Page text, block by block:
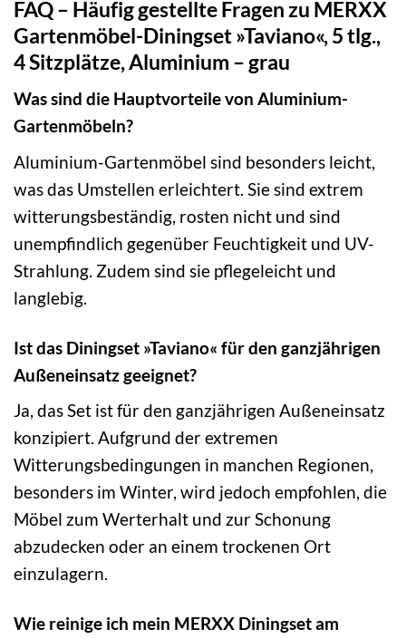
FAQ – Häufig gestellte Fragen zu MERXX
Gartenmöbel-Diningset »Taviano«, 5 tlg.,
4 Sitzplätze, Aluminium – grau
Was sind die Hauptvorteile von Aluminium-
Gartenmöbeln?
Aluminium-Gartenmöbel sind besonders leicht,
was das Umstellen erleichtert. Sie sind extrem
witterungsbeständig, rosten nicht und sind
unempfindlich gegenüber Feuchtigkeit und UV-
Strahlung. Zudem sind sie pflegeleicht und
langlebig.
Ist das Diningset »Taviano« für den ganzjährigen
Außeneinsatz geeignet?
Ja, das Set ist für den ganzjährigen Außeneinsatz
konzipiert. Aufgrund der extremen
Witterungsbedingungen in manchen Regionen,
besonders im Winter, wird jedoch empfohlen, die
Möbel zum Werterhalt und zur Schonung
abzudecken oder an einem trockenen Ort
einzulagern.
Wie reinige ich mein MERXX Diningset am